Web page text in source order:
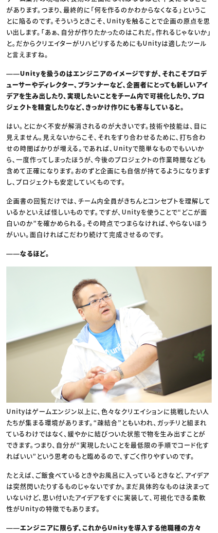
があります。つまり、最終的に「何を作るのかわからなくなる」というこ
とに陥るのです。そういうときこそ、Unityを触ることで企画の原点を思
い出します。「あぁ、自分が作りたかったのはこれだ。作れるじゃないか」
と。だからクリエイターがリハビリするためにもUnityは適したツール
と言えますね。
――Unityを扱うのはエンジニアのイメージですが、それこそプロデ
ューサーやディレクター、プランナーなど、企画者にとっても新しいアイ
デアを生み出したり、実現したいことをチーム内で可視化したり、プロ
ジェクトを精査したりなど、きっかけ作りにも寄与していると。
はい。とにかく不安が解消されるのが大きいです。技術や技能は、目に
見えません。見えないからこそ、それをすり合わせるために、打ち合わ
せの時間ばかりが増える。であれば、Unityで簡単なものでもいいか
ら、一度作ってしまったほうが、今後のプロジェクトの作業時間なども
含めて正確になります。おのずと企画にも自信が持てるようになります
し、プロジェクトも安定していくものです。
企画書の回覧だけでは、チーム内全員がきちんとコンセプトを理解して
いるかといえば怪しいものです。ですが、Unityを使うことで“どこが面
白いのか”を確かめられる。その時点でつまらなければ、やらないほう
がいい。面白ければこだわり続けて完成させるのです。
――なるほど。
Unityはゲームエンジン以上に、色々なクリエイションに挑戦したい人
たちが集まる環境があります。“疎結合”ともいわれ、ガッチリと組まれ
ているわけではなく、緩やかに結びついた状態で物を生み出すことが
できます。つまり、自分が“実現したいことを最低限の手順でコード化す
ればいい”という思考のもと臨めるので、すごく作りやすいのです。
たとえば、ご飯食べているときやお風呂に入っているときなど、アイデア
は突然閃いたりするものじゃないですか。まだ具体的なものは決まって
いないけど、思い付いたアイデアをすぐに実装して、可視化できる柔軟
性がUnityの特徴でもあります。
――エンジニアに限らず、これからUnityを導入する他職種の方々